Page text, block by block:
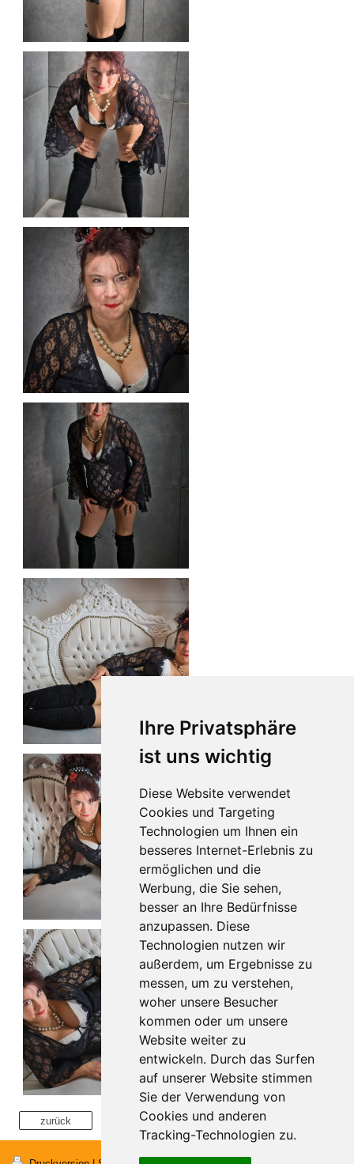
Ihre Privatsphäre
ist uns wichtig
Diese Website verwendet
Cookies und Targeting
Technologien um Ihnen ein
besseres Internet-Erlebnis zu
ermöglichen und die
Werbung, die Sie sehen,
besser an Ihre Bedürfnisse
anzupassen. Diese
Technologien nutzen wir
außerdem, um Ergebnisse zu
messen, um zu verstehen,
woher unsere Besucher
kommen oder um unsere
Website weiter zu
entwickeln. Durch das Surfen
auf unserer Website stimmen
Sie der Verwendung von
Cookies und anderen
Tracking-Technologien zu.
zurück